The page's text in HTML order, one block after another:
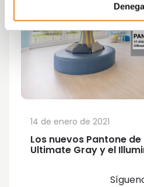
Los nuevos Pantone de
Ultimate Gray y el
14 de enero de 2021